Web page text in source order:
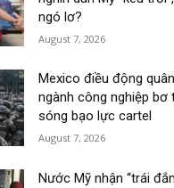
ngó lơ?
August 7, 2026
Mexico điều động
ngành công nghiệp bơ
sóng bạo lực cartel
August 7, 2026
Nước Mỹ nhận “trái